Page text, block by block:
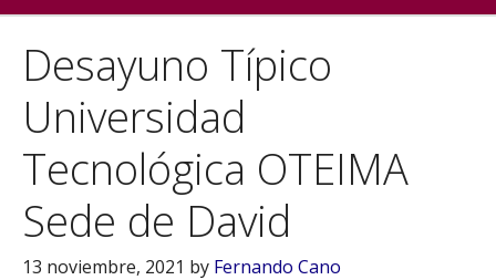
Desayuno Típico
Universidad
Tecnológica OTEIMA
Sede de David
13 noviembre, 2021 by Fernando Cano